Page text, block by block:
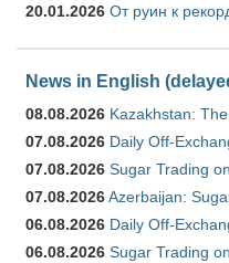
20.01.2026 От руин к
News in English
08.08.2026 Kazakhstan:
07.08.2026 Daily Off-
07.08.2026 Sugar Trading
07.08.2026Azerbaijan:
06.08.2026 Daily Off-
06.08.2026 Sugar Trading